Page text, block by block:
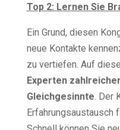
Top 2: Lernen Sie
Ein Grund, diesen
neue Kontakte
zu vertiefen. Auf
Experten
Gleichgesinnte .
Erfahrungsaustausch